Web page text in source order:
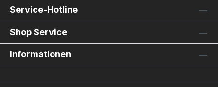
Service-Hotline
Shop Service
Informationen